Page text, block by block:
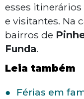
esses
e visitantes. Na
bairros de
Funda.
Leia também
Férias em